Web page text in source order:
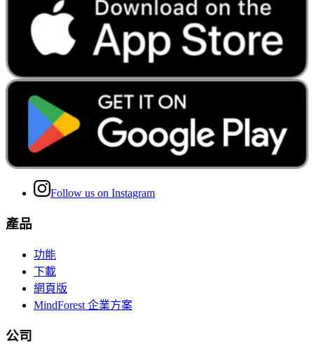
Follow us on Instagram
產品
功能
下載
網頁版
MindForest 企業方案
公司